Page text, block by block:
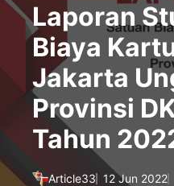
Laporan
Biaya
Jakarta
Provinsi
Tahun
Article33 12 Jun 2022